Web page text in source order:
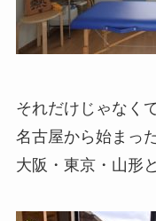
それだけじゃなく
名古屋から始まっ
大阪・東京・山形